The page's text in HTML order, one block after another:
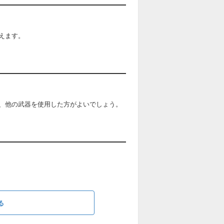
す。
の武器を使用した方がよいでしょう。